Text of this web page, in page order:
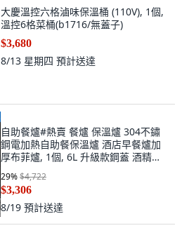
大慶溫控六格滷味保溫桶 (110V), 1個,
溫控6格菜桶(b1716/無蓋子)
$3,680
8/13 星期四 預計送達
自助餐爐#熱賣 餐爐 保溫爐 304不鏽
鋼電加熱自助餐保溫爐 酒店早餐爐加
厚布菲爐, 1個, 6L 升級款鋼蓋 酒精加
熱一格
29%$4,722
$3,306
8/19 預計送達